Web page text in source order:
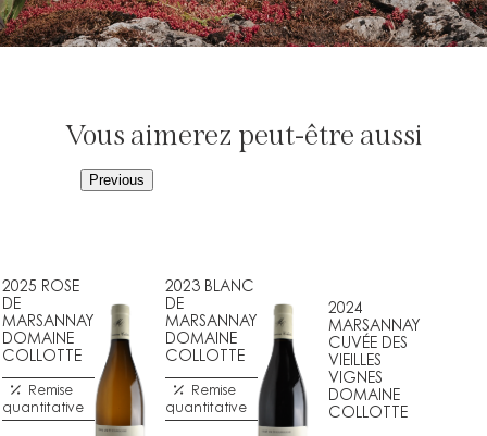
Vous aimerez peut-être aussi
Previous
2025 ROSE
DE
MARSANNAY
DOMAINE
COLLOTTE
Remise
quantitative
2023 BLANC
DE
MARSANNAY
DOMAINE
COLLOTTE
Remise
quantitative
2024
MARSANNAY
CUVÉE DES
VIEILLES
VIGNES
DOMAINE
COLLOTTE